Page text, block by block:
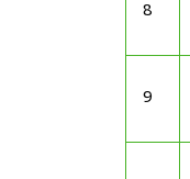
8
9